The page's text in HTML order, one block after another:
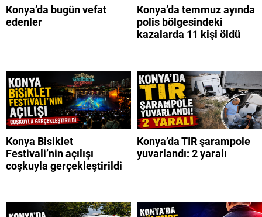
Konya’da bugün vefat
edenler
Konya’da temmuz ayında
polis bölgesindeki
kazalarda 11 kişi öldü
Konya Bisiklet
Festivali’nin açılışı
coşkuyla gerçekleştirildi
Konya’da TIR şarampole
yuvarlandı: 2 yaralı